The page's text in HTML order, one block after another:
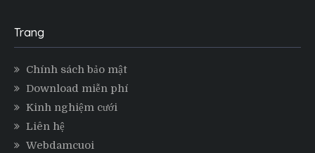
Trang
Chính sách bảo mật
Download miễn phí
Kinh nghiệm cưới
Liên hệ
Webdamcuoi